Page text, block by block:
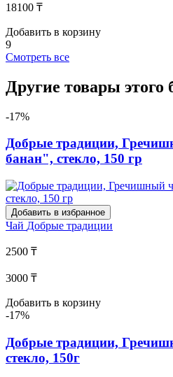
18100 ₸
Добавить в корзину
9
Смотреть все
Другие товары этого
-17%
Добрые традиции,
банан", стекло, 150 гр
Добавить в избранное
Чай Добрые традиции
2500 ₸
3000 ₸
Добавить в корзину
-17%
Добрые традиции,
стекло, 150г